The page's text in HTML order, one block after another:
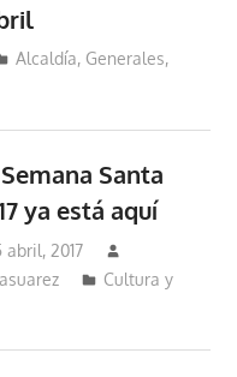
Alcaldía, Generales,
Santa
ya está aquí
abril, 2017
Cultura y